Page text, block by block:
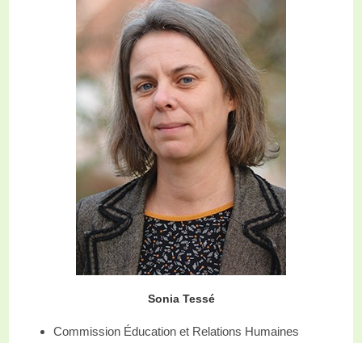
Sonia Tessé
Commission Éducation et Relations Humaines